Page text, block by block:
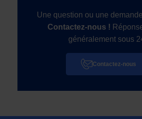
Une question ou une
Contactez-nous !
généralement sous
Contactez-nous